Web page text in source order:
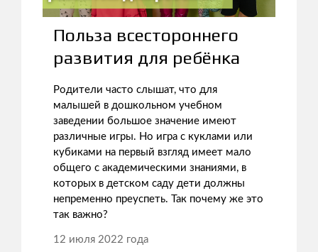
Польза всестороннего
развития для ребёнка
Родители часто слышат, что для
малышей в дошкольном учебном
заведении большое значение имеют
различные игры. Но игра с куклами или
кубиками на первый взгляд имеет мало
общего с академическими знаниями, в
которых в детском саду дети должны
непременно преуспеть. Так почему же это
так важно?
12 июля 2022 года